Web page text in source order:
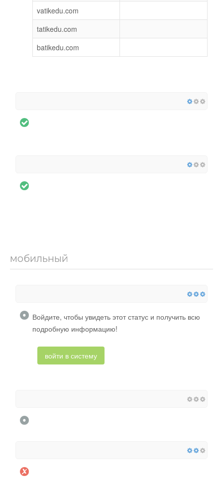
vatikedu.com
tatikedu.com
batikedu.com
мобильный
Войдите, чтобы увидеть этот статус и получить всю
подробную информацию!
войти в систему